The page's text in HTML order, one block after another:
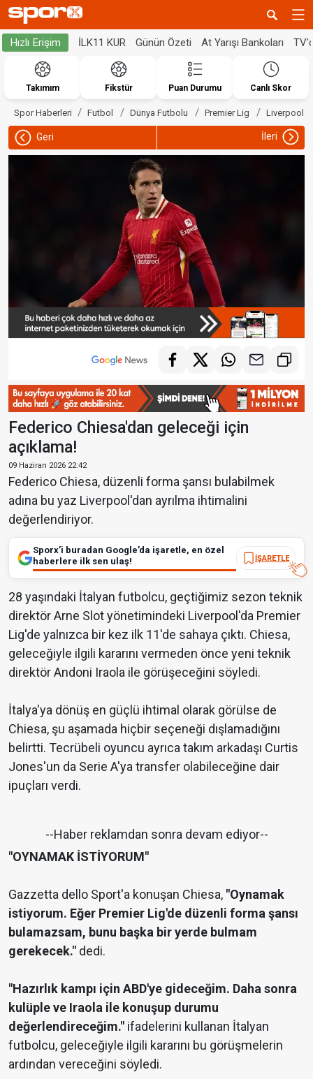
Hızlı Erişim İLK11 KUR Günün Özeti At Yarışı Bankoları
Takımım Fikstür Puan Durumu Canlı Skor
Spor Haberleri Futbol Dünya Futbolu Premier Lig Liverpool
Geri İleri
Federico Chiesa'dan geleceği için
açıklama!
09 Haziran 2026 22:42
Federico Chiesa, düzenli forma şansı bulabilmek
adına bu yaz Liverpool'dan ayrılma ihtimalini
değerlendiriyor.
Sporx’i buradan Google’da işaretle, en özel
haberlere ilk sen ulaş!
İŞARETLE
28 yaşındaki İtalyan futbolcu, geçtiğimiz sezon teknik
direktör Arne Slot yönetimindeki Liverpool'da Premier
Lig'de yalnızca bir kez ilk 11'de sahaya çıktı. Chiesa,
geleceğiyle ilgili kararını vermeden önce yeni teknik
direktör Andoni Iraola ile görüşeceğini söyledi.
İtalya'ya dönüş en güçlü ihtimal olarak görülse de
Chiesa, şu aşamada hiçbir seçeneği dışlamadığını
belirtti. Tecrübeli oyuncu ayrıca takım arkadaşı Curtis
Jones'un da Serie A'ya transfer olabileceğine dair
ipuçları verdi.
--Haber reklamdan sonra devam ediyor--
"OYNAMAK İSTİYORUM"
Gazzetta dello Sport'a konuşan Chiesa, "Oynamak
istiyorum. Eğer Premier Lig'de düzenli forma şansı
bulamazsam, bunu başka bir yerde bulmam
gerekecek." dedi.
"Hazırlık kampı için ABD'ye gideceğim. Daha sonra
kulüple ve Iraola ile konuşup durumu
değerlendireceğim." ifadelerini kullanan İtalyan
futbolcu, geleceğiyle ilgili kararını bu görüşmelerin
ardından vereceğini söyledi.